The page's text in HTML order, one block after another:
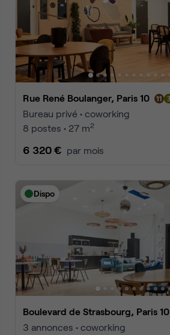
Rue René Boulanger, Paris 10
Bureau privé • coworking
8 postes • 27 m2
6 320 € par mois
Dispo
Boulevard de Strasbourg, Paris 10
3 annonces • coworking